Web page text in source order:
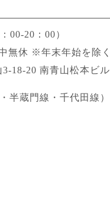
00-20：00）
無休 ※年末年始を除く
18-20 南青山松本ビ
半蔵門線・千代田線